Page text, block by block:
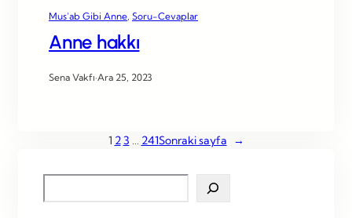
Mus’ab Gibi Anne Soru-Cevaplar
Anne hakkı
Sena Vakfı·Ara 25, 2023
1 23 … 241Sonraki sayfa →
e